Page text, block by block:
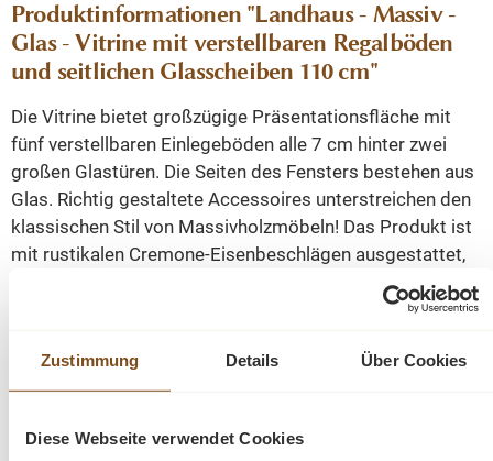
Zustimmung Details Über Cookies
Diese Webseite verwendet Cookies
Produktinformationen "Landhaus - Massiv -
Glas - Vitrine mit verstellbaren Regalböden
und seitlichen Glasscheiben 110 cm"
Die Vitrine bietet großzügige Präsentationsfläche mit
fünf verstellbaren Einlegeböden alle 7 cm hinter zwei
großen Glastüren. Die Seiten des Fensters bestehen aus
Glas. Richtig gestaltete Accessoires unterstreichen den
klassischen Stil von Massivholzmöbeln! Das Produkt ist
mit rustikalen Cremone-Eisenbeschlägen ausgestattet,
das der Vitrine Eleganz verleiht. Sie werden es Ihnen für
die hervorragende Qualität und das beeindruckende
geliefert und die sehr solide Konstruktion ermöglicht
eine sehr lange Nutzungsdauer.